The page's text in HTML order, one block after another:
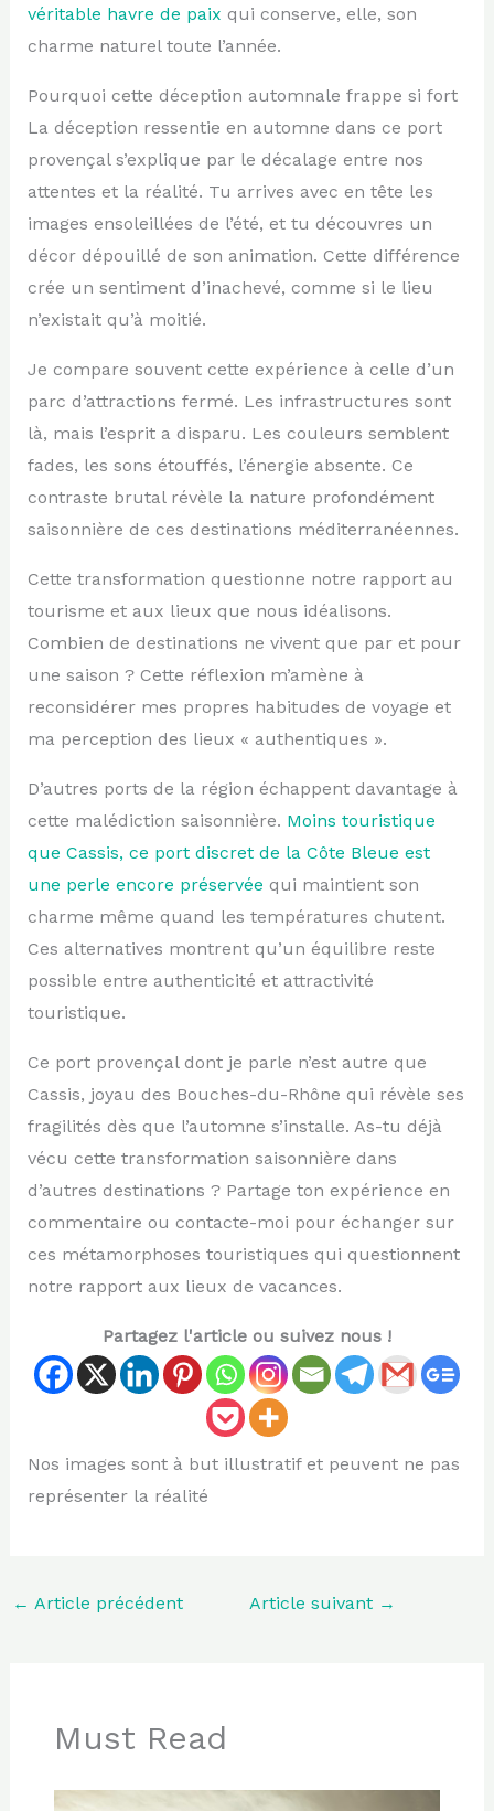
véritable havre de paix qui conserve, elle, son
charme naturel toute l’année.
Pourquoi cette déception automnale frappe si fort
La déception ressentie en automne dans ce port
provençal s’explique par le décalage entre nos
attentes et la réalité. Tu arrives avec en tête les
images ensoleillées de l’été, et tu découvres un
décor dépouillé de son animation. Cette différence
crée un sentiment d’inachevé, comme si le lieu
n’existait qu’à moitié.
Je compare souvent cette expérience à celle d’un
parc d’attractions fermé. Les infrastructures sont
là, mais l’esprit a disparu. Les couleurs semblent
fades, les sons étouffés, l’énergie absente. Ce
contraste brutal révèle la nature profondément
saisonnière de ces destinations méditerranéennes.
Cette transformation questionne notre rapport au
tourisme et aux lieux que nous idéalisons.
Combien de destinations ne vivent que par et pour
une saison ? Cette réflexion m’amène à
reconsidérer mes propres habitudes de voyage et
ma perception des lieux « authentiques ».
D’autres ports de la région échappent davantage à
cette malédiction saisonnière. Moins touristique
que Cassis, ce port discret de la Côte Bleue est
une perle encore préservée qui maintient son
charme même quand les températures chutent.
Ces alternatives montrent qu’un équilibre reste
possible entre authenticité et attractivité
touristique.
Ce port provençal dont je parle n’est autre que
Cassis, joyau des Bouches-du-Rhône qui révèle ses
fragilités dès que l’automne s’installe. As-tu déjà
vécu cette transformation saisonnière dans
d’autres destinations ? Partage ton expérience en
commentaire ou contacte-moi pour échanger sur
ces métamorphoses touristiques qui questionnent
notre rapport aux lieux de vacances.
Partagez l'article ou suivez nous !
Nos images sont à but illustratif et peuvent ne pas
représenter la réalité
← Article précédent Article suivant →
Must Read